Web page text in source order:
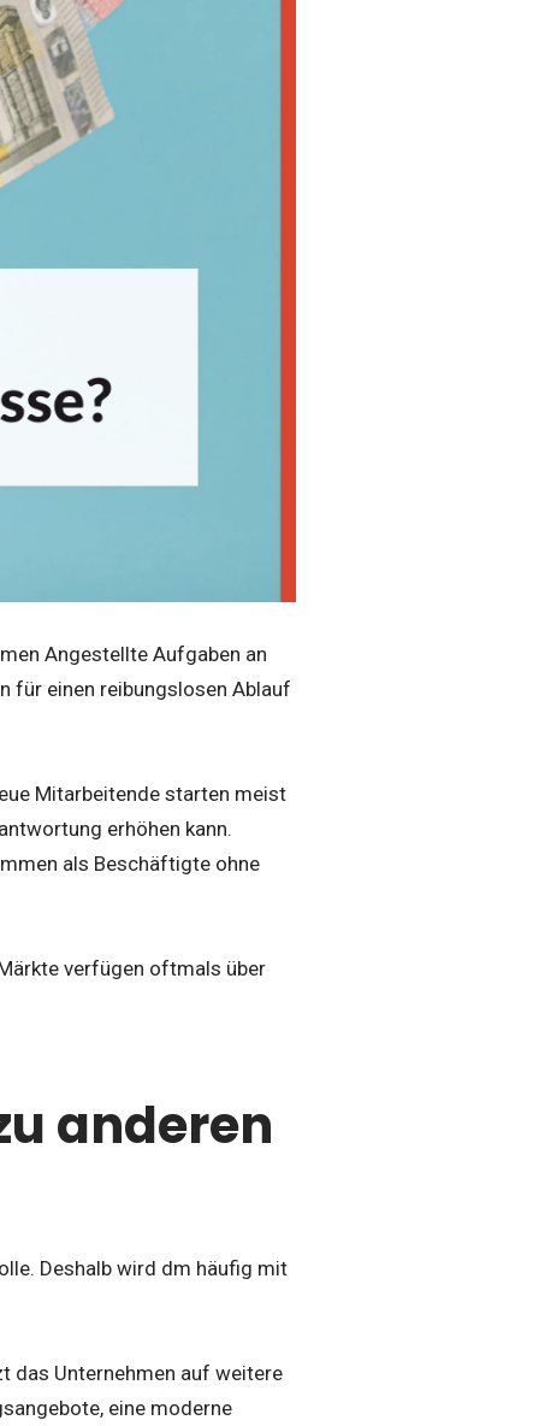
Angestellte Aufgaben an
für einen reibungslosen Ablauf
Mitarbeitende starten meist
erhöhen kann.
als Beschäftigte ohne
verfügen oftmals über
anderen
Deshalb wird dm häufig mit
das Unternehmen auf weitere
eine moderne